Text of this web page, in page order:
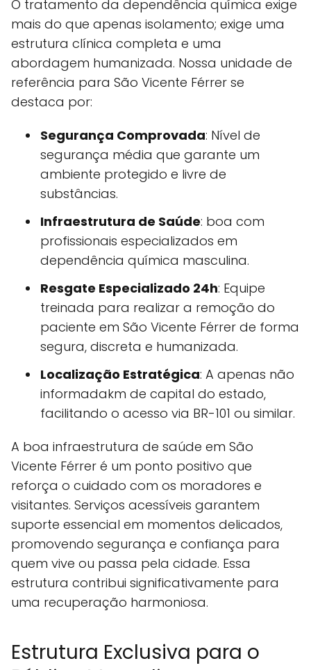
O tratamento da dependência química exige
mais do que apenas isolamento; exige uma
estrutura clínica completa e uma
abordagem humanizada. Nossa unidade de
referência para São Vicente Férrer se
destaca por:
Segurança Comprovada: Nível de
segurança média que garante um
ambiente protegido e livre de
substâncias.
Infraestrutura de Saúde: boa com
profissionais especializados em
dependência química masculina.
Resgate Especializado 24h: Equipe
treinada para realizar a remoção do
paciente em São Vicente Férrer de forma
segura, discreta e humanizada.
Localização Estratégica: A apenas não
informadakm de capital do estado,
facilitando o acesso via BR-101 ou similar.
A boa infraestrutura de saúde em São
Vicente Férrer é um ponto positivo que
reforça o cuidado com os moradores e
visitantes. Serviços acessíveis garantem
suporte essencial em momentos delicados,
promovendo segurança e confiança para
quem vive ou passa pela cidade. Essa
estrutura contribui significativamente para
uma recuperação harmoniosa.
Estrutura Exclusiva para o